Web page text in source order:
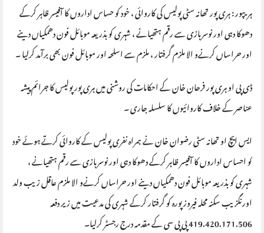
ہریپور : ہری پور تھانہ سٹی پولیس کی کاروائی ، خود کو حساس اداروں کا آفیسر ظاہر کرکے
دھوکا دہی اور نوسربازی سے رقم ہتھیانے ، شہری کو بذریعہ موبائل فون دھمکیاں دینے
اور حراساں کرنےو الا ملزم گرفتار ، ملزم سے اسلحہ اور موبائل فون بھی برآمد کرلیا ۔
ڈی پی او ہری پور فرحان خان کے احکامات کی روشنی میں ہری پور پولیس کا جرائم پیشہ
عناصر کے خلاف کاروائیوں کا سلسلہ جاری ۔
ایس ایچ او تھانہ سٹی رضوان خان نے ہمراہ نفری پولیس کے کاروائی کرتے ہوئے خود
کو احساس اداروں کا آفیسر ظاہر کرکے دھوکا دہی اور نوسربازی سے رقم ہتھیانے ،
شہری کو بذریعہ موبائل فون دھمکیاں دینے اور حراساں کرنےو الا ملزم عاقل زیب ولد
اورنگزیب سکنہ محلہ فیروز پورہ کو گرفتار کرکے شہری کی مدعیت میں زیر دفعہ
419.420.171.506 پی پی سی کے مقدمہ درج رجسٹر کرلیا۔